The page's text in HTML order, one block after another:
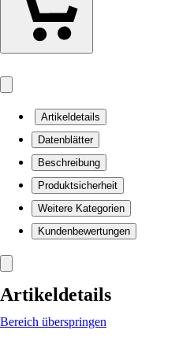
Artikeldetails
Datenblätter
Beschreibung
Produktsicherheit
Weitere Kategorien
Kundenbewertungen
Artikeldetails
Bereich überspringen